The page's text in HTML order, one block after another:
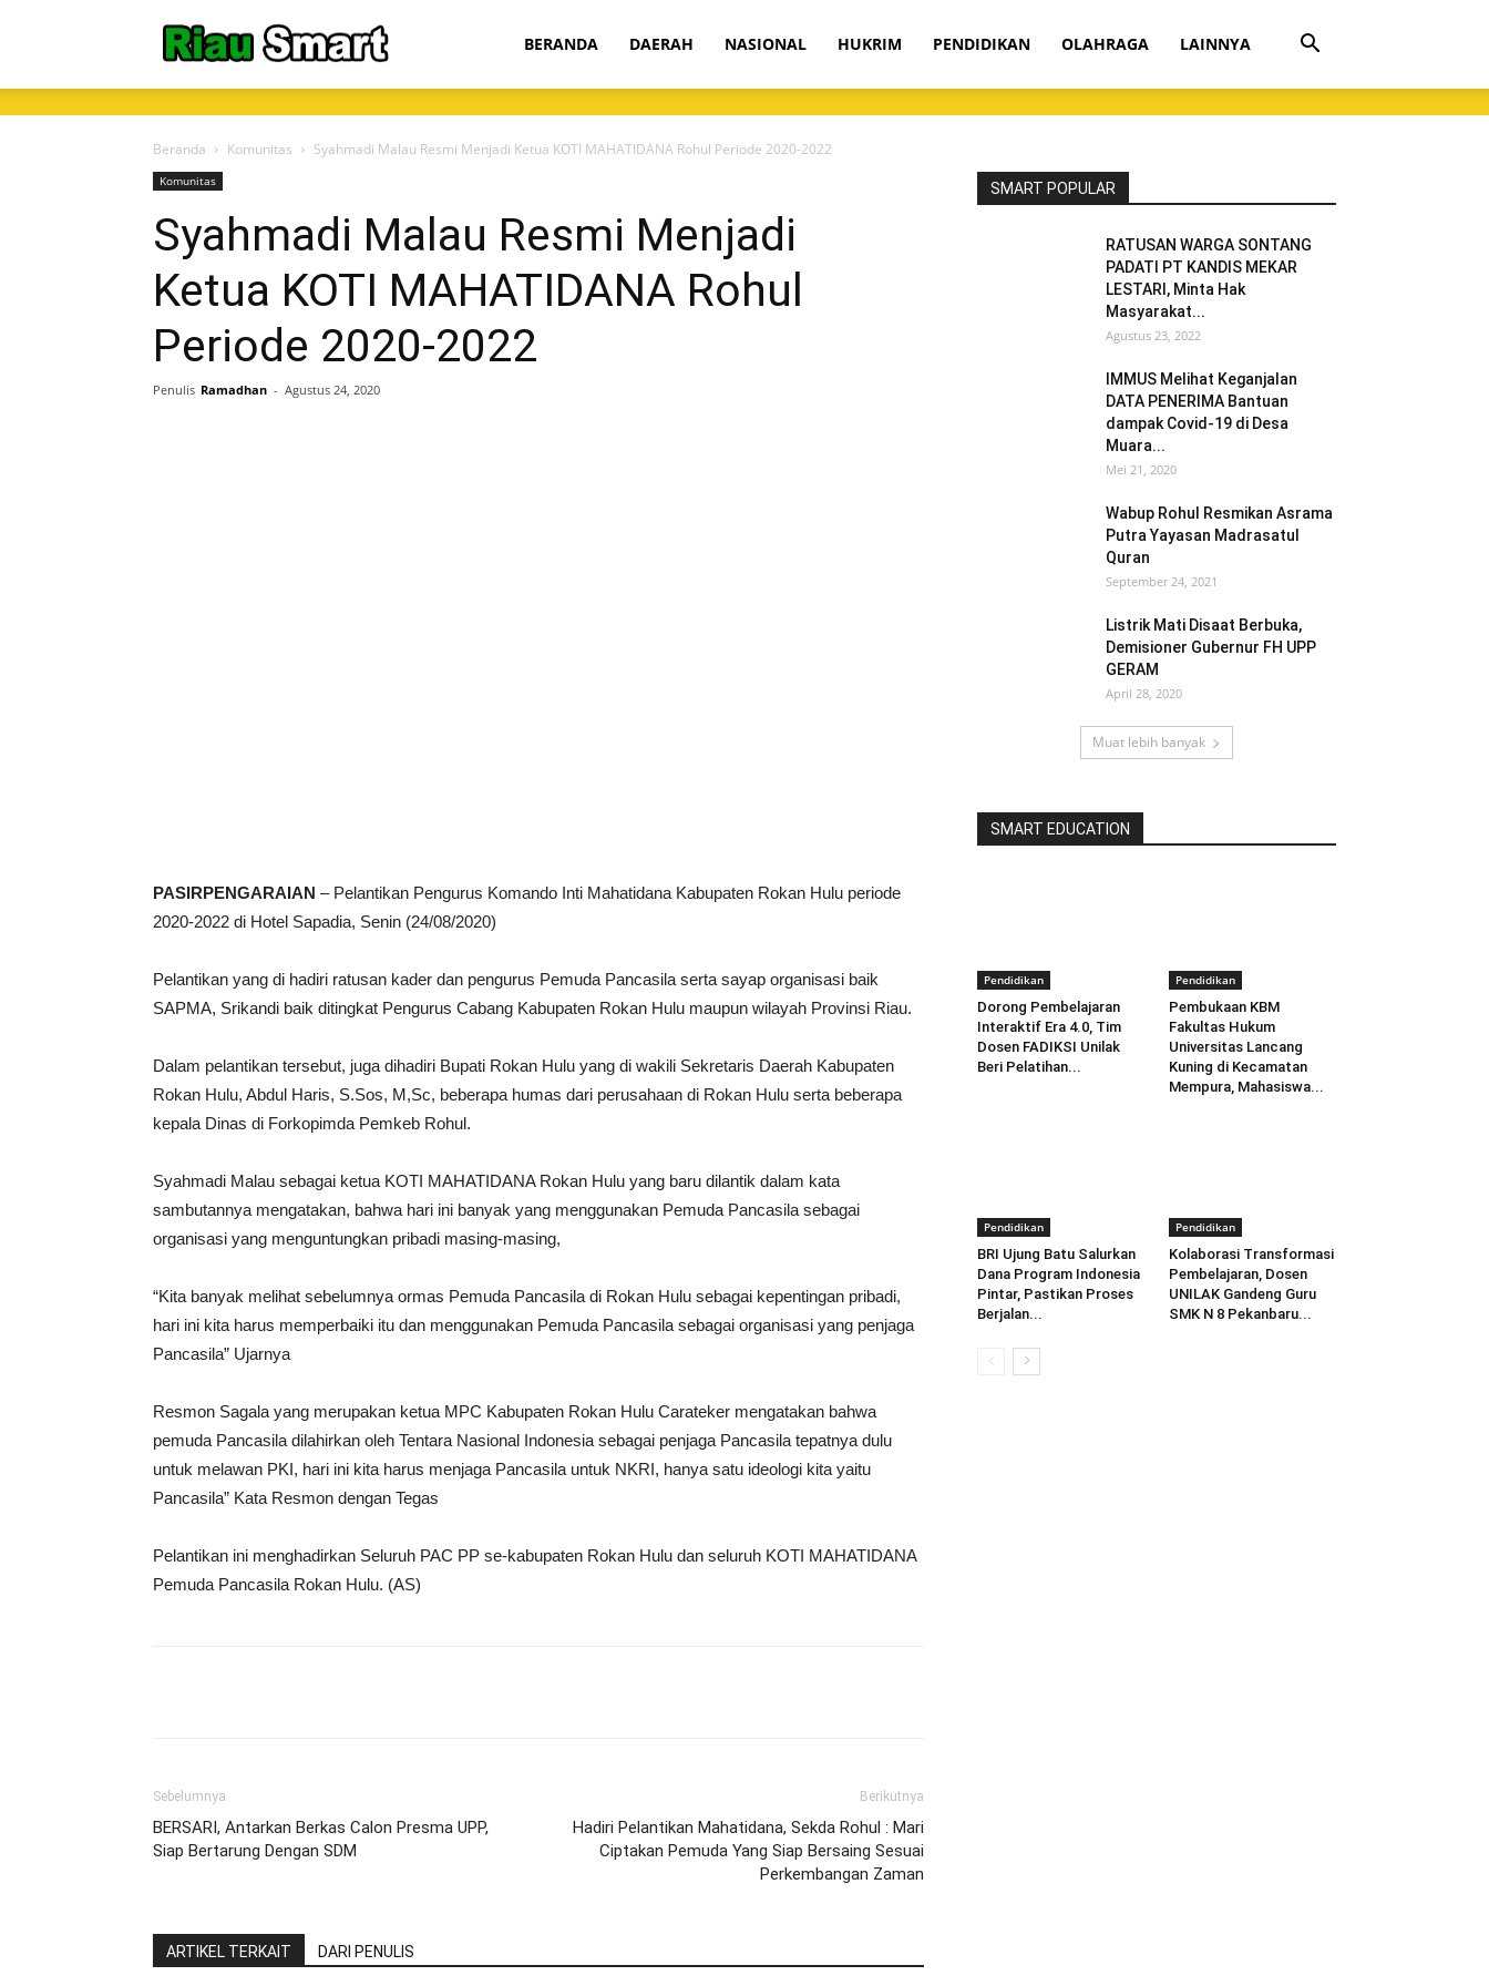
BERANDA DAERAH NASIONAL HUKRIM PENDIDIKAN OLAHRAGA LAINNYA
Beranda Komunitas Syahmadi Malau Resmi Menjadi Ketua KOTI MAHATIDANA Rohul Periode 2020-2022
Komunitas
Syahmadi Malau Resmi Menjadi
Ketua KOTI MAHATIDANA Rohul
Periode 2020-2022
Penulis Ramadhan - Agustus 24, 2020
PASIRPENGARAIAN – Pelantikan Pengurus Komando Inti Mahatidana Kabupaten Rokan Hulu periode
2020-2022 di Hotel Sapadia, Senin (24/08/2020)
Pelantikan yang di hadiri ratusan kader dan pengurus Pemuda Pancasila serta sayap organisasi baik
SAPMA, Srikandi baik ditingkat Pengurus Cabang Kabupaten Rokan Hulu maupun wilayah Provinsi Riau.
Dalam pelantikan tersebut, juga dihadiri Bupati Rokan Hulu yang di wakili Sekretaris Daerah Kabupaten
Rokan Hulu, Abdul Haris, S.Sos, M,Sc, beberapa humas dari perusahaan di Rokan Hulu serta beberapa
kepala Dinas di Forkopimda Pemkeb Rohul.
Syahmadi Malau sebagai ketua KOTI MAHATIDANA Rokan Hulu yang baru dilantik dalam kata
sambutannya mengatakan, bahwa hari ini banyak yang menggunakan Pemuda Pancasila sebagai
organisasi yang menguntungkan pribadi masing-masing,
“Kita banyak melihat sebelumnya ormas Pemuda Pancasila di Rokan Hulu sebagai kepentingan pribadi,
hari ini kita harus memperbaiki itu dan menggunakan Pemuda Pancasila sebagai organisasi yang penjaga
Pancasila” Ujarnya
Resmon Sagala yang merupakan ketua MPC Kabupaten Rokan Hulu Carateker mengatakan bahwa
pemuda Pancasila dilahirkan oleh Tentara Nasional Indonesia sebagai penjaga Pancasila tepatnya dulu
untuk melawan PKI, hari ini kita harus menjaga Pancasila untuk NKRI, hanya satu ideologi kita yaitu
Pancasila” Kata Resmon dengan Tegas
Pelantikan ini menghadirkan Seluruh PAC PP se-kabupaten Rokan Hulu dan seluruh KOTI MAHATIDANA
Pemuda Pancasila Rokan Hulu. (AS)
Sebelumnya
BERSARI, Antarkan Berkas Calon Presma UPP,
Siap Bertarung Dengan SDM
Berikutnya
Hadiri Pelantikan Mahatidana, Sekda Rohul : Mari
Ciptakan Pemuda Yang Siap Bersaing Sesuai
Perkembangan Zaman
ARTIKEL TERKAIT DARI PENULIS
SMART POPULAR
RATUSAN WARGA SONTANG
PADATI PT KANDIS MEKAR
LESTARI, Minta Hak
Masyarakat...
Agustus 23, 2022
IMMUS Melihat Keganjalan
DATA PENERIMA Bantuan
dampak Covid-19 di Desa
Muara...
Mei 21, 2020
Wabup Rohul Resmikan Asrama
Putra Yayasan Madrasatul
Quran
September 24, 2021
Listrik Mati Disaat Berbuka,
Demisioner Gubernur FH UPP
GERAM
April 28, 2020
Muat lebih banyak
SMART EDUCATION
Pendidikan
Dorong Pembelajaran
Interaktif Era 4.0, Tim
Dosen FADIKSI Unilak
Beri Pelatihan...
Pendidikan
Pembukaan KBM
Fakultas Hukum
Universitas Lancang
Kuning di Kecamatan
Mempura, Mahasiswa...
Pendidikan
BRI Ujung Batu Salurkan
Dana Program Indonesia
Pintar, Pastikan Proses
Berjalan...
Pendidikan
Kolaborasi Transformasi
Pembelajaran, Dosen
UNILAK Gandeng Guru
SMK N 8 Pekanbaru...